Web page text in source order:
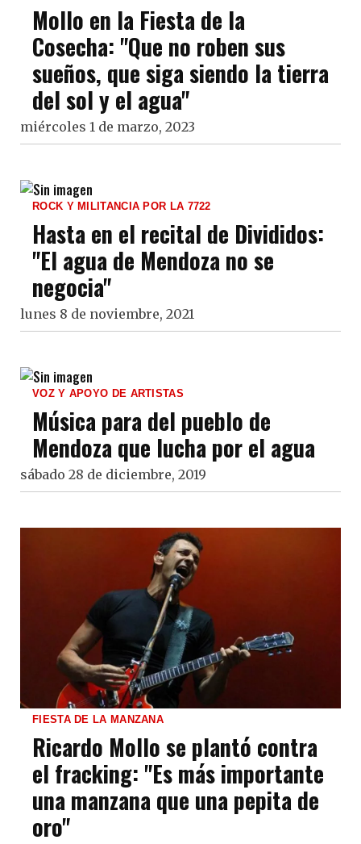
Mollo en la Fiesta de la
Cosecha: "Que no roben sus
sueños, que siga siendo la tierra
del sol y el agua"
miércoles 1 de marzo, 2023
ROCK Y MILITANCIA POR LA 7722
Hasta en el recital de Divididos:
"El agua de Mendoza no se
negocia"
lunes 8 de noviembre, 2021
VOZ Y APOYO DE ARTISTAS
Música para del pueblo de
Mendoza que lucha por el agua
sábado 28 de diciembre, 2019
FIESTA DE LA MANZANA
Ricardo Mollo se plantó contra
el fracking: "Es más importante
una manzana que una pepita de
oro"